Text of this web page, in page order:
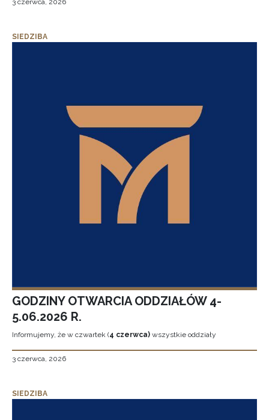
3 czerwca, 2026
SIEDZIBA
GODZINY OTWARCIA ODDZIAŁÓW 4-
5.06.2026 R.
Informujemy, że w czwartek (4 czerwca) wszystkie oddziały
3 czerwca, 2026
SIEDZIBA